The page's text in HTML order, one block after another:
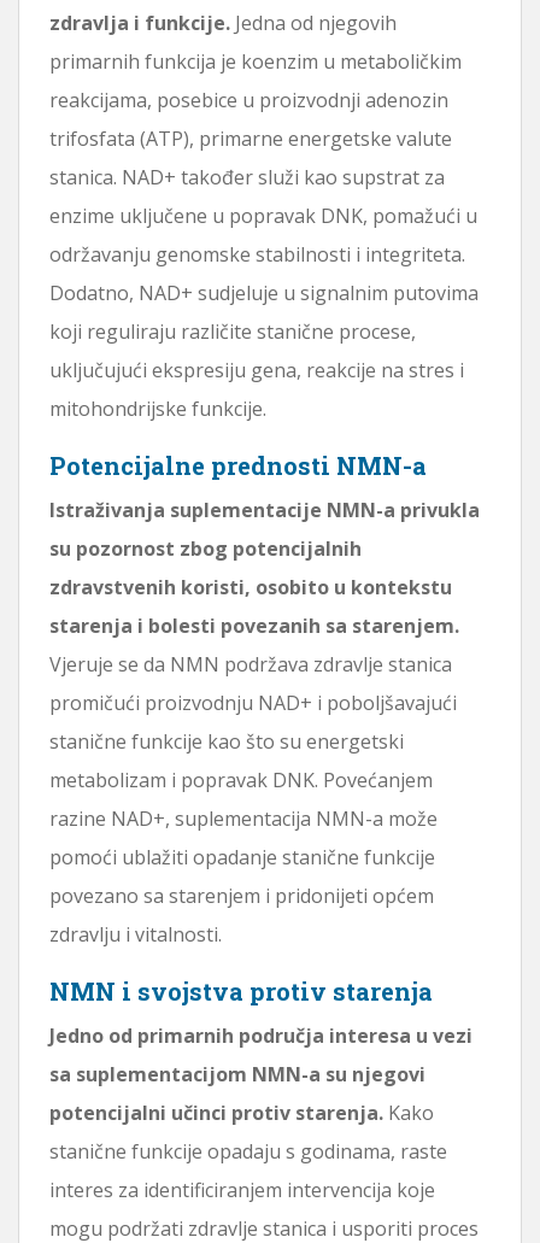
zdravlja i funkcije. Jedna od njegovih
primarnih funkcija je koenzim u metaboličkim
reakcijama, posebice u proizvodnji adenozin
trifosfata (ATP), primarne energetske valute
stanica. NAD+ također služi kao supstrat za
enzime uključene u popravak DNK, pomažući u
održavanju genomske stabilnosti i integriteta.
Dodatno, NAD+ sudjeluje u signalnim putovima
koji reguliraju različite stanične procese,
uključujući ekspresiju gena, reakcije na stres i
mitohondrijske funkcije.
Potencijalne prednosti NMN-a
Istraživanja suplementacije NMN-a privukla
su pozornost zbog potencijalnih
zdravstvenih koristi, osobito u kontekstu
starenja i bolesti povezanih sa starenjem.
Vjeruje se da NMN podržava zdravlje stanica
promičući proizvodnju NAD+ i poboljšavajući
stanične funkcije kao što su energetski
metabolizam i popravak DNK. Povećanjem
razine NAD+, suplementacija NMN-a može
pomoći ublažiti opadanje stanične funkcije
povezano sa starenjem i pridonijeti općem
zdravlju i vitalnosti.
NMN i svojstva protiv starenja
Jedno od primarnih područja interesa u vezi
sa suplementacijom NMN-a su njegovi
potencijalni učinci protiv starenja. Kako
stanične funkcije opadaju s godinama, raste
interes za identificiranjem intervencija koje
mogu podržati zdravlje stanica i usporiti proces